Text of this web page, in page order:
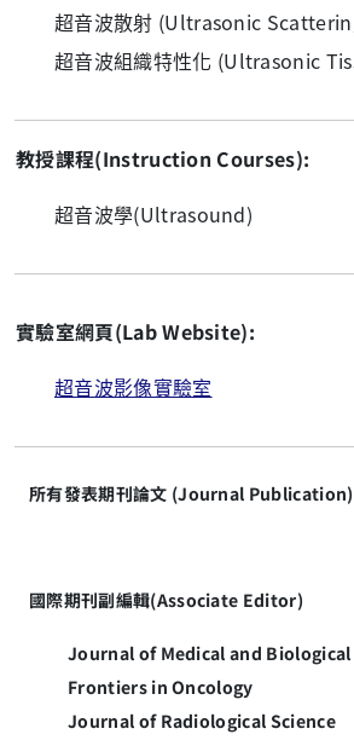
超音波散射 (Ultrasonic
超音波組織特性化 (Ultrasonic
教授課程(Instruction Courses):
超音波學(Ultrasound)
實驗室網頁(Lab Website):
超音波影像實驗室
所有發表期刊論文 (Journal
國際期刊副編輯(Associate Editor)
Journal of Medical and
Frontiers in Oncology
Journal of Radiological Science